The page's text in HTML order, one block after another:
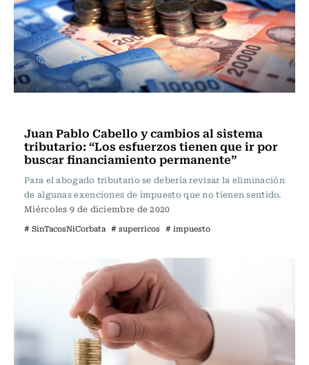
Juan Pablo Cabello y cambios al sistema
tributario: “Los esfuerzos tienen que ir por
buscar financiamiento permanente”
Para el abogado tributario se debería revisar la eliminación
de algunas exenciones de impuesto que no tienen sentido.
Miércoles 9 de diciembre de 2020
# SinTacosNiCorbata # superricos # impuesto